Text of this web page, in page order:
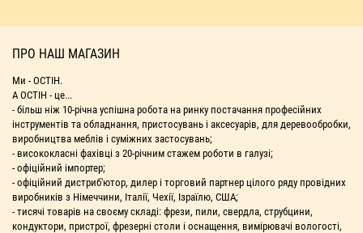
ПРО НАШ МАГАЗИН
Ми - ОСТІН.
А ОСТІН - це...
- більш ніж 10-річна успішна робота на ринку постачання професійних
інструментів та обладнання, пристосувань і аксесуарів, для деревообробки,
виробництва меблів і суміжних застосувань;
- висококласні фахівці з 20-річним стажем роботи в галузі;
- офіційний імпортер;
- офіційний дистриб'ютор, дилер і торговий партнер цілого ряду провідних
виробників з Німеччини, Італії, Чехії, Ізраїлю, США;
- тисячі товарів на своєму складі: фрези, пили, свердла, струбцини,
кондуктори, пристрої, фрезерні столи і оснащення, вимірювачі вологості,